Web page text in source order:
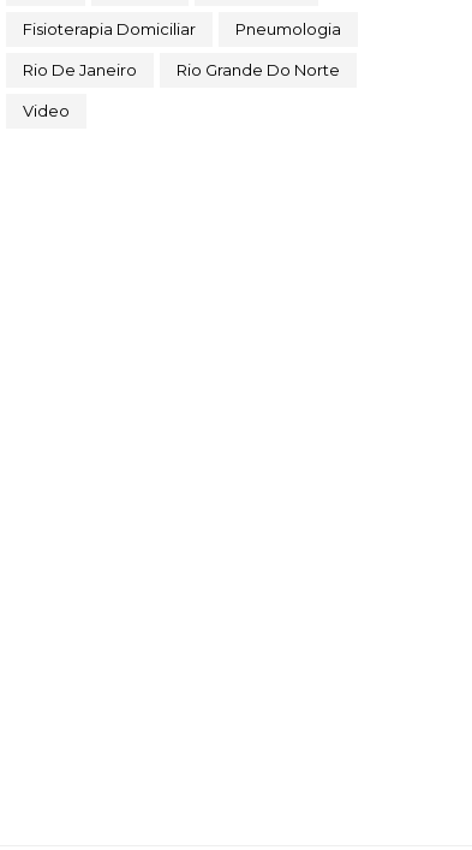
Fisioterapia Domiciliar Pneumologia
Rio De Janeiro Rio Grande Do Norte
Video